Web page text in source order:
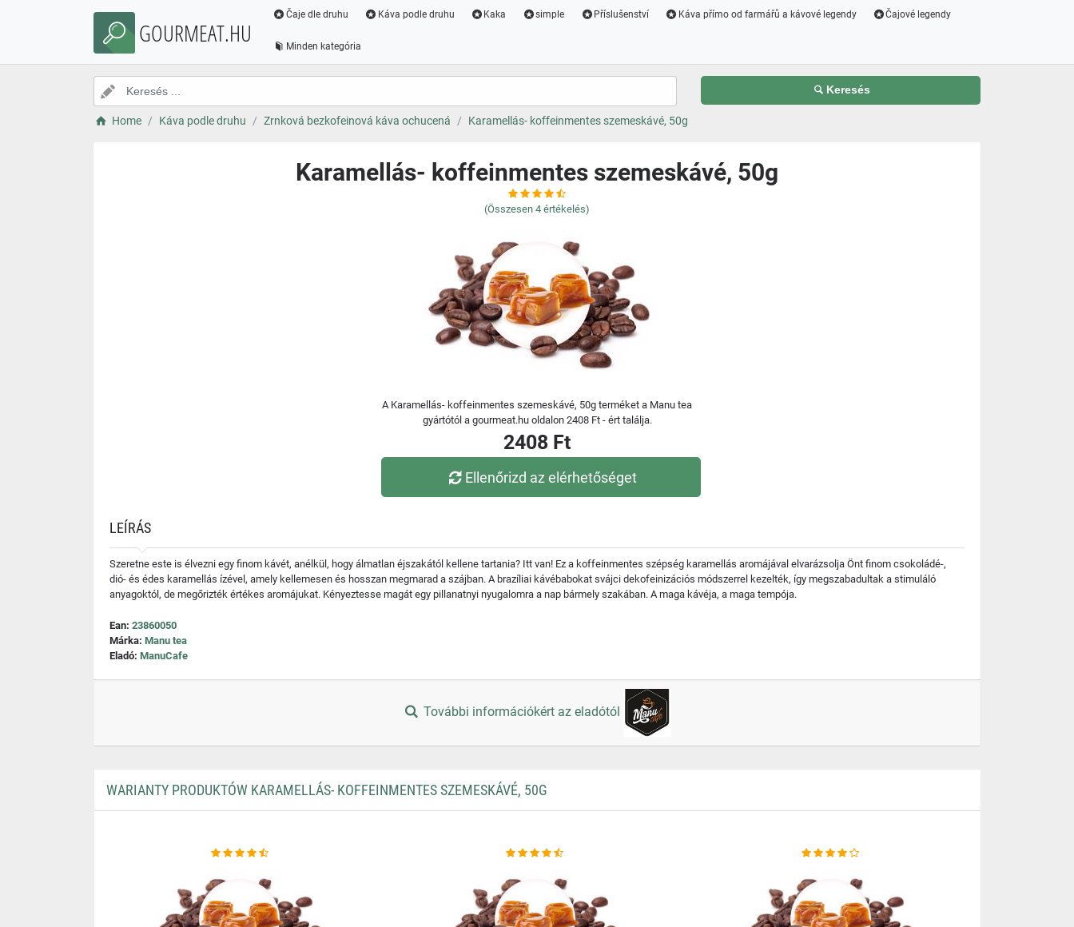
GOURMEAT.HU
Čaje dle druhu Káva podle druhu Kaka simple Příslušenství Káva přímo od farmářů a kávové legendy Čajové legendy
Minden kategória
Keresés
Home Káva podle druhu Zrnková bezkofeinová káva ochucená Karamellás- koffeinmentes szemeskávé, 50g
Karamellás- koffeinmentes szemeskávé, 50g
(Összesen 4 értékelés)
A Karamellás- koffeinmentes szemeskávé, 50g terméket a Manu tea
gyártótól a gourmeat.hu oldalon 2408 Ft - ért találja.
2408 Ft
Ellenőrizd az elérhetőséget
LEÍRÁS
Szeretne este is élvezni egy finom kávét, anélkül, hogy álmatlan éjszakától kellene tartania? Itt van! Ez a koffeinmentes szépség karamellás aromájával elvarázsolja Önt finom csokoládé-,
dió- és édes karamellás ízével, amely kellemesen és hosszan megmarad a szájban. A brazíliai kávébabokat svájci dekofeinizációs módszerrel kezelték, így megszabadultak a stimuláló
anyagoktól, de megőrizték értékes aromájukat. Kényeztesse magát egy pillanatnyi nyugalomra a nap bármely szakában. A maga kávéja, a maga tempója.
Ean: 23860050
Márka: Manu tea
Eladó: ManuCafe
További információkért az eladótól
WARIANTY PRODUKTÓW KARAMELLÁS- KOFFEINMENTES SZEMESKÁVÉ, 50G